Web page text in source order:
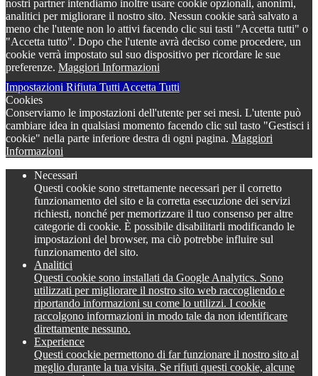
nostri partner intendiamo inoltre usare cookie opzionali, anonimi,
analitici per migliorare il nostro sito. Nessun cookie sarà salvato a
meno che l'utente non lo attivi facendo clic sui tasti "Accetta tutti" o
"Accetta tutto". Dopo che l'utente avrà deciso come procedere, un
cookie verrà impostato sul suo dispositivo per ricordare le sue
preferenze. Maggiori Informazioni
Impostazioni Rifiuta TuttiAccetta Tutti
Cookies
Conserviamo le impostazioni dell'utente per sei mesi. L'utente può
cambiare idea in qualsiasi momento facendo clic sul tasto "Gestisci i
cookie" nella parte inferiore destra di ogni pagina. Maggiori
Informazioni
Necessari
Questi cookie sono strettamente necessari per il corretto
funzionamento del sito e la corretta esecuzione dei servizi
richiesti, nonché per memorizzare il tuo consenso per altre
categorie di cookie. È possibile disabilitarli modificando le
impostazioni del browser, ma ciò potrebbe influire sul
funzionamento del sito.
Analitici
Questi cookie sono installati da Google Analytics. Sono
utilizzati per migliorare il nostro sito web raccogliendo e
riportando informazioni su come lo utilizzi. I cookie
raccolgono informazioni in modo tale da non identificare
direttamente nessuno.
Experience
Questi coockie permettono di far funzionare il nostro sito al
meglio durante la tua visita. Se rifiuti questi cookie, alcune